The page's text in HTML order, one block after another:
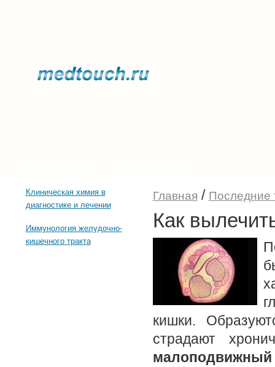
Клиническая химия в
диагностике и лечении
Иммунология желудочно-
кишечного тракта
Главная / Последние
Как
кишки.
страдают